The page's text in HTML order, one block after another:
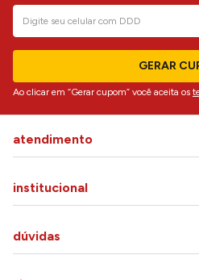
GERAR
Ao clicar em “Gerar cupom” você aceita os
atendimento
institucional
dúvidas